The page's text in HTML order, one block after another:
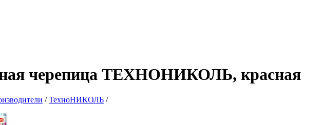
черепица ТЕХНОНИКОЛЬ, красная
/ТехноНИКОЛЬ /